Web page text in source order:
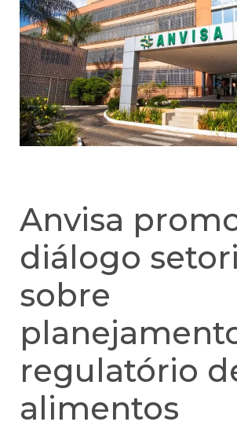
Anvisa
diálogo
sobre
regulatório
alimentos